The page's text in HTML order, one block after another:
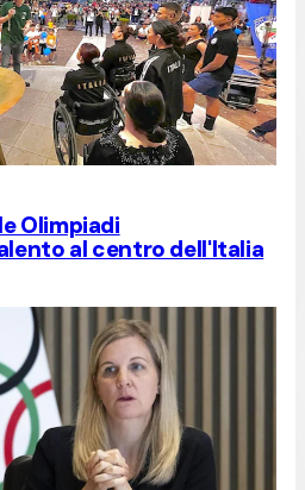
Olimpiadi
al centro dell'Italia